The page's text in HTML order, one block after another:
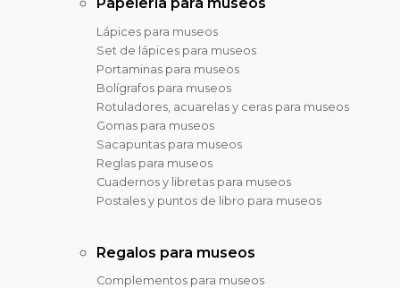
Lápices para museos
Set de lápices para museos
Portaminas para museos
Bolígrafos para museos
Rotuladores, acuarelas y ceras para museos
Gomas para museos
Sacapuntas para museos
Reglas para museos
Cuadernos y libretas para museos
Postales y puntos de libro para museos
Regalos para museos
Complementos para museos